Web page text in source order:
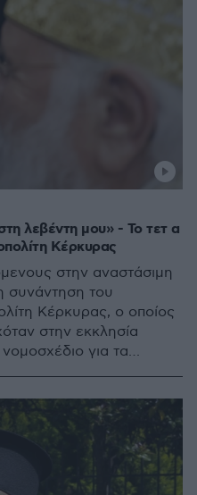
λεβέντη μου» - Το τετ α
Κέρκυρας
στην αναστάσιμη
συνάντηση του
Κέρκυρας, ο οποίος
στην εκκλησία
για τα